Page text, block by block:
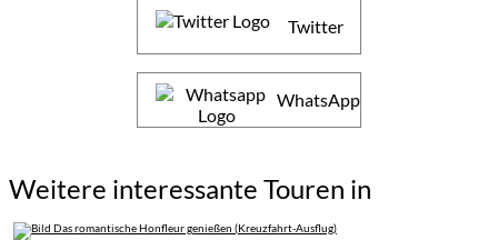
Twitter
WhatsApp
Weitere interessante Touren in